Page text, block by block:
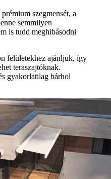
szegmensét, a
semmilyen
is tudd meghibásodni
felületekhez ajánljuk, így
teraszajtóknak.
gyakorlatilag bárhol